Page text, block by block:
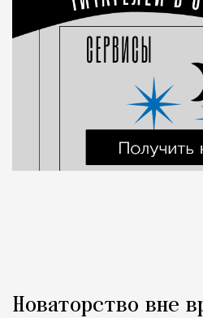
Новаторство вне